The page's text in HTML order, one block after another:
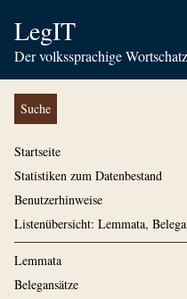
LegIT
Der volkssprachige
Suche
Startseite
Statistiken zum Datenbestand
Benutzerhinweise
Listenübersicht: Lemmata,
Lemmata
Belegansätze